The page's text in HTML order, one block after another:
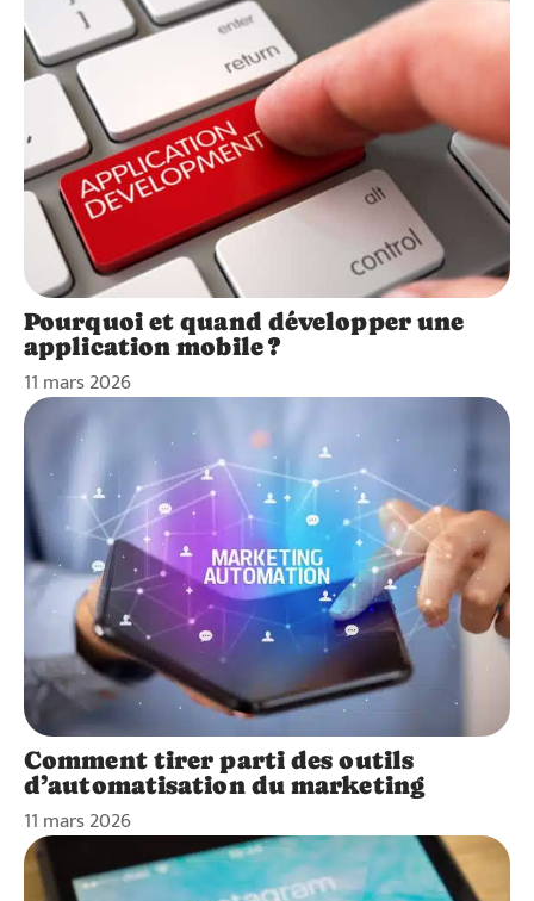
Pourquoi et quand développer une
application mobile ?
11 mars 2026
Comment tirer parti des outils
d’automatisation du marketing
11 mars 2026